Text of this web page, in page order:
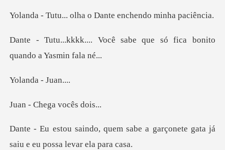
olha o Dante enche
cê sabe que só fica bonito
a - Ju
hega voc
sabe a garçonete gata já
saiu